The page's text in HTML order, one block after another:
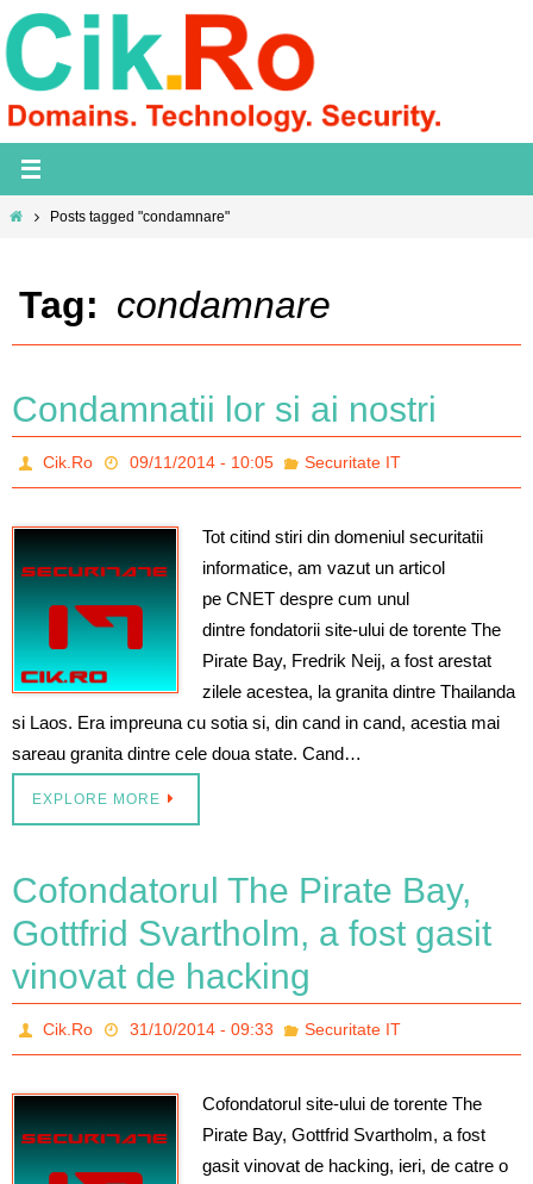
Skip
to
content
HomePosts tagged "condamnare"
Tag: condamnare
Condamnatii lor si ai nostri
Cik.Ro 09/11/2014 - 10:05 Securitate IT
Tot citind stiri din domeniul securitatii
informatice, am vazut un articol
pe CNET despre cum unul
dintre fondatorii site-ului de torente The
Pirate Bay, Fredrik Neij, a fost arestat
zilele acestea, la granita dintre Thailanda
si Laos. Era impreuna cu sotia si, din cand in cand, acestia mai
sareau granita dintre cele doua state. Cand…
EXPLORE MORE
Cofondatorul The Pirate Bay,
Gottfrid Svartholm, a fost gasit
vinovat de hacking
Cik.Ro 31/10/2014 - 09:33 Securitate IT
Cofondatorul site-ului de torente The
Pirate Bay, Gottfrid Svartholm, a fost
gasit vinovat de hacking, ieri, de catre o